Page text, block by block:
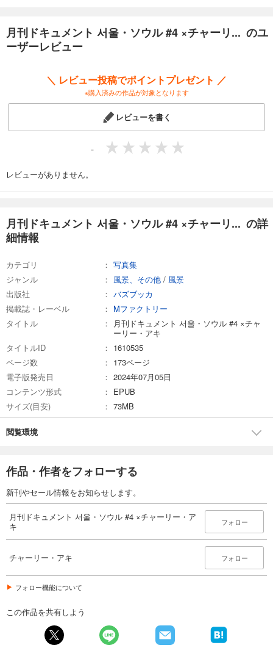
月刊ドキュメント 서울・ソウル #4 ×チャーリ... のユ
ーザーレビュー
＼ レビュー投稿でポイントプレゼント ／
※購入済みの作品が対象となります
レビューを書く
-
レビューがありません。
月刊ドキュメント 서울・ソウル #4 ×チャーリ... の詳
細情報
カテゴリ
写真集
ジャンル
風景、その他 / 風景
出版社
バズブッカ
掲載誌・レーベル
Mファクトリー
タイトル
月刊ドキュメント 서울・ソウル #4 ×チャ
ーリー・アキ
タイトルID
1610535
ページ数
173ページ
電子版発売日
2024年07月05日
コンテンツ形式
EPUB
サイズ(目安)
73MB
閲覧環境
作品・作者をフォローする
新刊やセール情報をお知らせします。
月刊ドキュメント 서울・ソウル #4 ×チャーリー・ア
キ
フォロー
チャーリー・アキ フォロー
フォロー機能について
この作品を共有しよう